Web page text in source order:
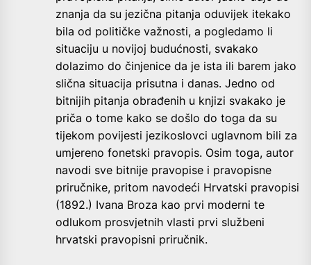
znanja da su jezična pitanja oduvijek itekako
bila od političke važnosti, a pogledamo li
situaciju u novijoj budućnosti, svakako
dolazimo do činjenice da je ista ili barem jako
slična situacija prisutna i danas. Jedno od
bitnijih pitanja obrađenih u knjizi svakako je
priča o tome kako se došlo do toga da su
tijekom povijesti jezikoslovci uglavnom bili za
umjereno fonetski pravopis. Osim toga, autor
navodi sve bitnije pravopise i pravopisne
priručnike, pritom navodeći Hrvatski pravopisi
(1892.) Ivana Broza kao prvi moderni te
odlukom prosvjetnih vlasti prvi službeni
hrvatski pravopisni priručnik.